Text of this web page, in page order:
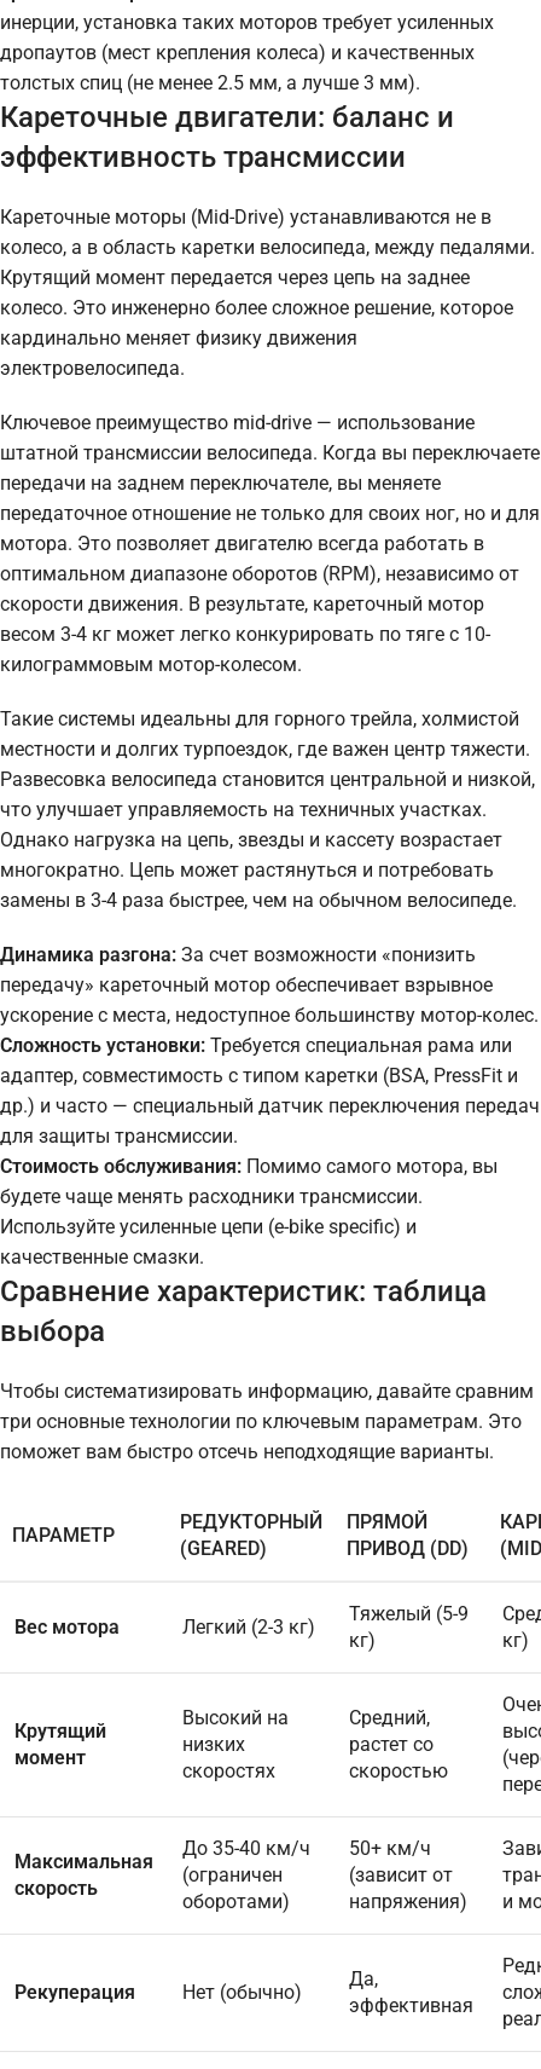
инерции, установка таких моторов требует усиленных
дропаутов (мест крепления колеса) и качественных
толстых спиц (не менее 2.5 мм, а лучше 3 мм).
Кареточные двигатели: баланс и
эффективность трансмиссии
Кареточные моторы (Mid-Drive) устанавливаются не в
колесо, а в область каретки велосипеда, между педалями.
Крутящий момент передается через цепь на заднее
колесо. Это инженерно более сложное решение, которое
кардинально меняет физику движения
электровелосипеда.
Ключевое преимущество mid-drive — использование
штатной трансмиссии велосипеда. Когда вы переключаете
передачи на заднем переключателе, вы меняете
передаточное отношение не только для своих ног, но и для
мотора. Это позволяет двигателю всегда работать в
оптимальном диапазоне оборотов (RPM), независимо от
скорости движения. В результате, кареточный мотор
весом 3-4 кг может легко конкурировать по тяге с 10-
килограммовым мотор-колесом.
Такие системы идеальны для горного трейла, холмистой
местности и долгих турпоездок, где важен центр тяжести.
Развесовка велосипеда становится центральной и низкой,
что улучшает управляемость на техничных участках.
Однако нагрузка на цепь, звезды и кассету возрастает
многократно. Цепь может растянуться и потребовать
замены в 3-4 раза быстрее, чем на обычном велосипеде.
Динамика разгона: За счет возможности «понизить
передачу» кареточный мотор обеспечивает взрывное
ускорение с места, недоступное большинству мотор-колес.
Сложность установки: Требуется специальная рама или
адаптер, совместимость с типом каретки (BSA, PressFit и
др.) и часто — специальный датчик переключения передач
для защиты трансмиссии.
Стоимость обслуживания: Помимо самого мотора, вы
будете чаще менять расходники трансмиссии.
Используйте усиленные цепи (e-bike specific) и
качественные смазки.
Сравнение характеристик: таблица
выбора
Чтобы систематизировать информацию, давайте сравним
три основные технологии по ключевым параметрам. Это
поможет вам быстро отсечь неподходящие варианты.
ПАРАМЕТР
РЕДУКТОРНЫЙ
(GEARED)
ПРЯМОЙ
ПРИВОД (DD)
Вес мотора Легкий (2-3 кг)
Тяжелый (5-9
кг)
кг)
Крутящий
момент
Высокий на
низких
скоростях
Средний,
растет со
скоростью
Максимальная
скорость
До 35-40 км/ч
(ограничен
оборотами)
50+ км/ч
(зависит от
напряжения)
и
Рекуперация Нет (обычно)
Да,
эффективная